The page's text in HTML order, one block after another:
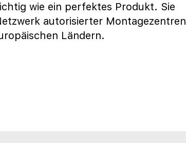
wie ein perfektes Produkt. Sie
autorisierter Montagezentren
Ländern.